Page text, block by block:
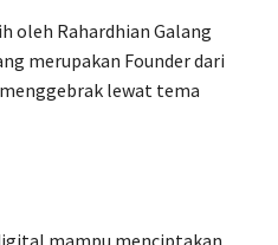
oleh Rahardhian Galang
merupakan Founder dari
lewat tema